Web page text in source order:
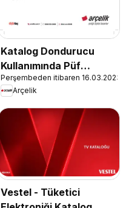
Katalog Dondurucu
Kullanımında Püf
Noktaları
Perşembeden itibaren 16.03.2023
Arçelik
Vestel - Tüketici